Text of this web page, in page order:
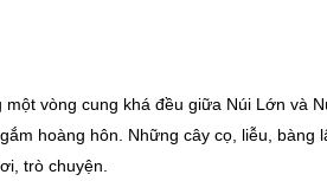
vòng cung khá đều giữa Núi Lớn và
hoàng hôn. Những cây cọ, liễu, bàng
trò chuyện.